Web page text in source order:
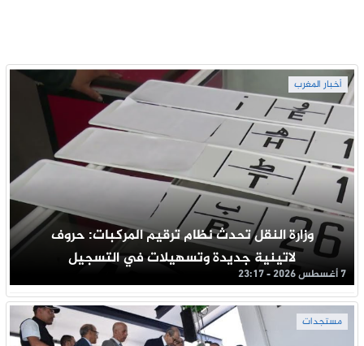
أخبار المغرب
وزارة النقل تحدث نظام ترقيم المركبات: حروف
لاتينية جديدة وتسهيلات في التسجيل
7 أغسطس 2026 - 23:17
مستجدات